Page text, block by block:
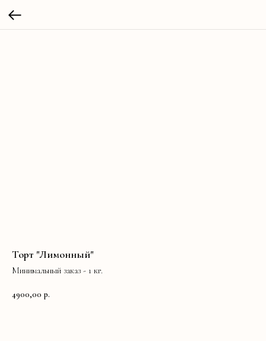
Торт "Лимонный"
Минимальный заказ - 1 кг.
4900,00 р.